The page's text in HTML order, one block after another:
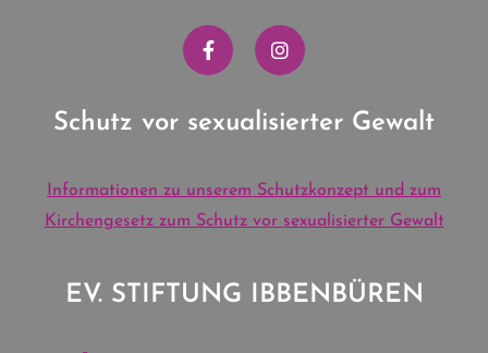
Schutz vor sexualisierter Gewalt
Informationen zu unserem Schutzkonzept und zum
Kirchengesetz zum Schutz vor sexualisierter Gewalt
EV. STIFTUNG IBBENBÜREN